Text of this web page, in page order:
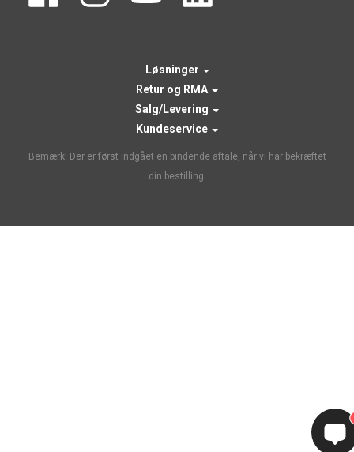
Løsninger
Retur og RMA
Salg/Levering
Kundeservice
Bemærk! Der er først indgået en bindende aftale, når vi har bekræftet
din bestilling.